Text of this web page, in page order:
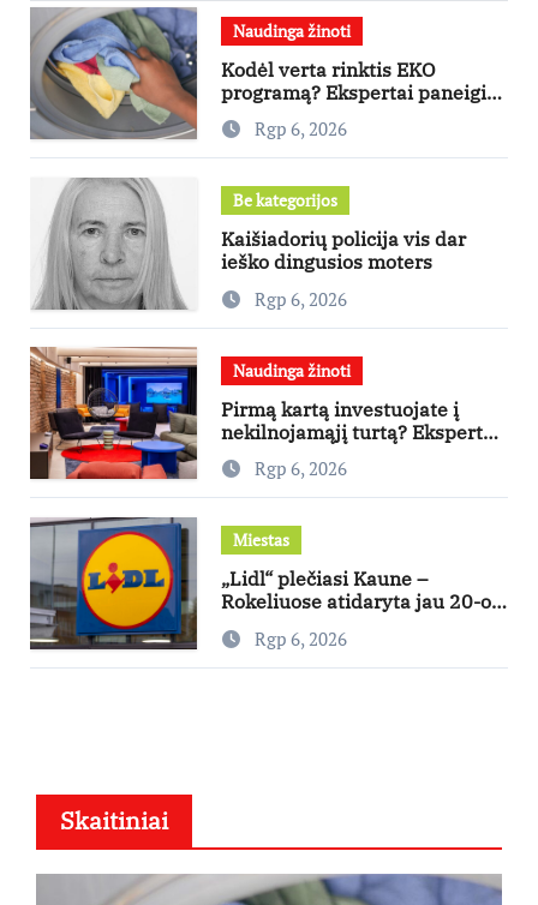
Naudinga žinoti
Kodėl verta rinktis EKO
programą? Ekspertai paneigia
dažniausius mitus
Rgp 6, 2026
Be kategorijos
Kaišiadorių policija vis dar
ieško dingusios moters
Rgp 6, 2026
Naudinga žinoti
Pirmą kartą investuojate į
nekilnojamąjį turtą? Ekspertas
pataria, kaip pasirinkti būstą,
kuris generuos grąžą
Rgp 6, 2026
Miestas
„Lidl“ plečiasi Kaune –
Rokeliuose atidaryta jau 20-oji
parduotuvė mieste
Rgp 6, 2026
Skaitiniai